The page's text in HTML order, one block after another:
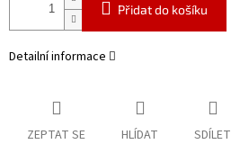
Přidat do košíku
Detailní informace
ZEPTAT SE HLÍDAT SDÍLET